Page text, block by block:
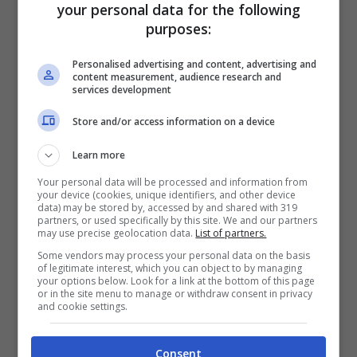
Posa statuaria e look
pazzesco: Melita fa
impazzire il web così
Melita Toniolo (Foto Instagram)
your personal data for the following
purposes:
Personalised advertising and content, advertising and
content measurement, audience research and
services development
Store and/or access information on a device
Learn more
Your personal data will be processed and information from
your device (cookies, unique identifiers, and other device
data) may be stored by, accessed by and shared with 319
partners, or used specifically by this site. We and our partners
may use precise geolocation data. List of partners.
Some vendors may process your personal data on the basis
of legitimate interest, which you can object to by managing
your options below. Look for a link at the bottom of this page
or in the site menu to manage or withdraw consent in privacy
and cookie settings.
Consent